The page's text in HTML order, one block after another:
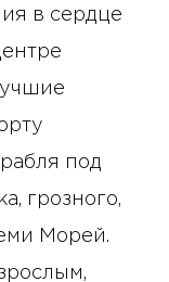
в сердце
под
грозного,
Морей.